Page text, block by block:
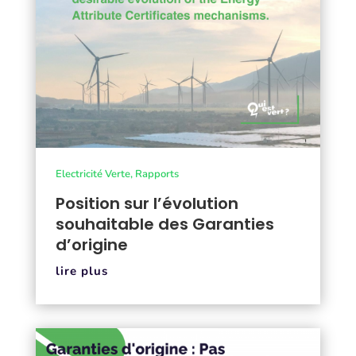
Position sur l’évolution
souhaitable des Garanties
d’origine
Electricité Verte, Rapports
lire plus